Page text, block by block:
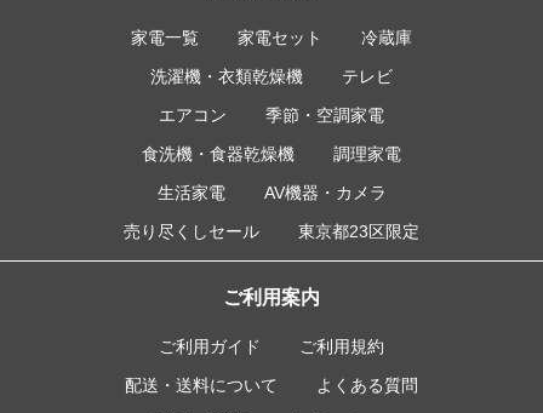
家電一覧 家電セット
冷蔵庫
洗濯機・衣類乾燥機
テレビ
エアコン
季節・空調家電
食洗機・食器乾燥機
調理家電
生活家電
AV機器・カメラ
売り尽くしセール
東京都23区限定
ご利用案内
ご利用ガイド
ご利用規約
配送・送料について
よくある質問